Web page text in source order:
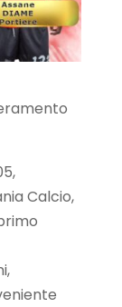
Calcio,